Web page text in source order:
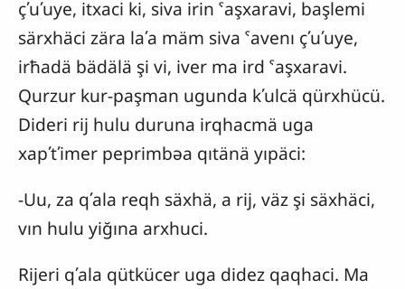
çʹuʹuye, itxaci ki, siva irin ˁaşxaravi, başlemi
särxhäci zära laʹa mäm siva ˁavenı çʹuʹuye,
irħadä bädälä şi vi, iver ma ird ˁaşxaravi.
Qurzur kur-paşman ugunda kʹulcä qürxhücü.
Dideri rij hulu duruna irqhacmä uga
xapʹtʹimer peprimbəa qıtänä yıpäci:
-Uu, za qʹala reqh säxhä, a rij, väz şi säxhäci,
vın hulu yiğına arxhuci.
Rijeri qʹala qütkücer uga didez qaqhaci. Ma